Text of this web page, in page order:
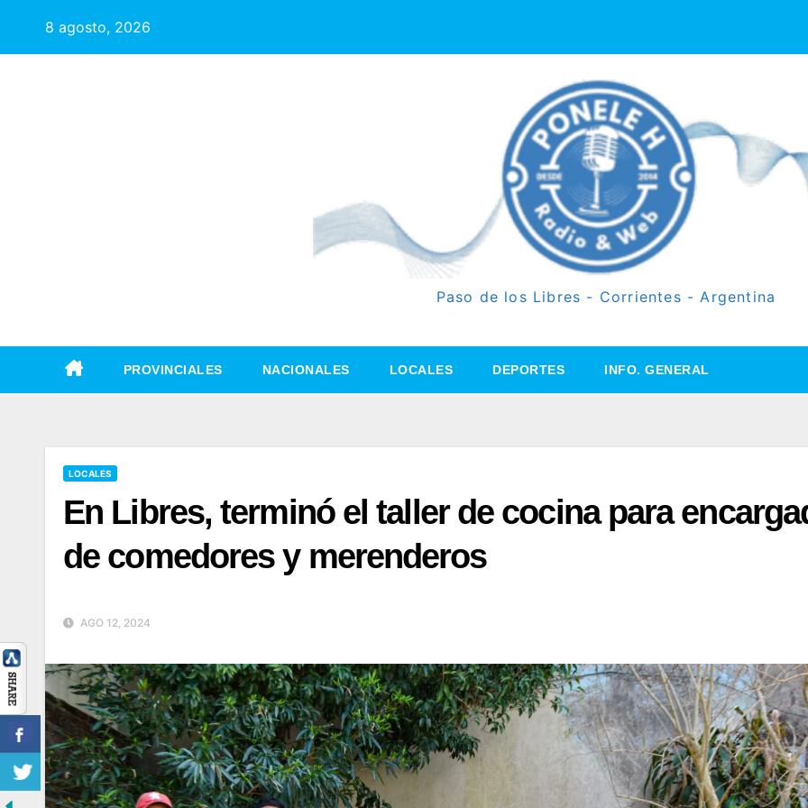
8 agosto, 2026
Paso de los Libres - Corrientes - Argentina
PROVINCIALES NACIONALES LOCALES DEPORTES INFO. GENERAL
LOCALES
En Libres, terminó el taller de cocina para
de comedores y merenderos
AGO 12, 2024